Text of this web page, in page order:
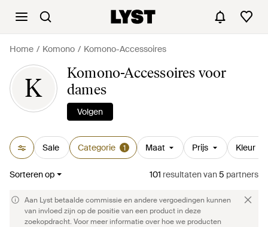
Home Komono Komono-Accessoires
K
Komono-Accessoires voor
dames
Volgen
Sale Categorie 1 Maat Prijs Kleur
Sorteren op 101 resultatenvan5 partners
Aan Lyst betaalde commissie en andere vergoedingen kunnen
van invloed zijn op de positie van een product in deze
zoekopdracht. Voor meer informatie over hoe we producten